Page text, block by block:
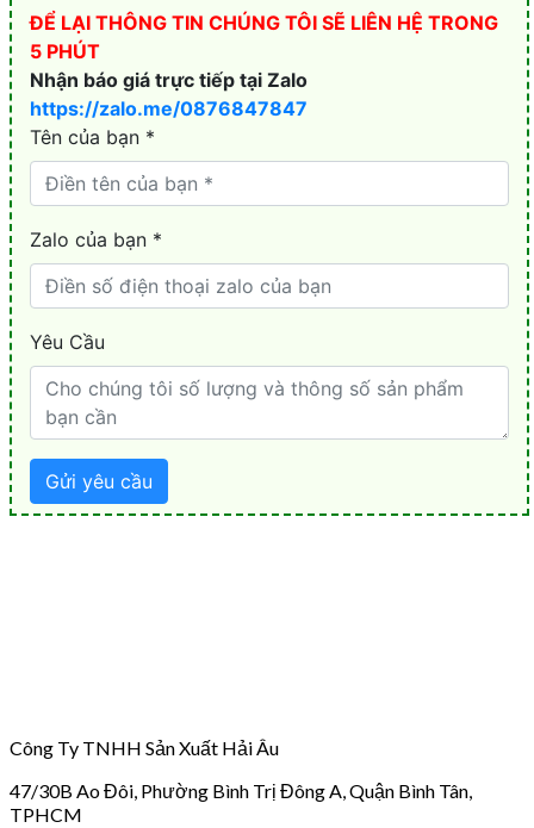
Công Ty TNHH Sản Xuất Hải Âu
47/30B Ao Đôi, Phường Bình Trị Đông A, Quận Bình Tân,
TPHCM